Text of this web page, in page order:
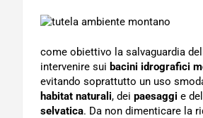
come obiettivo la salvaguardia
intervenire sui bacini idrografici
evitando soprattutto un uso
habitat naturali, dei paesaggi e
selvatica. Da non dimenticare la